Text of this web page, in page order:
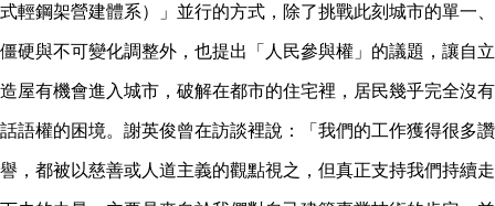
式輕鋼架營建體系）」並行的方式，除了挑戰此刻城市的單一、
僵硬與不可變化調整外，也提出「人民參與權」的議題，讓自立
造屋有機會進入城市，破解在都市的住宅裡，居民幾乎完全沒有
話語權的困境。謝英俊曾在訪談裡說：「我們的工作獲得很多讚
譽，都被以慈善或人道主義的觀點視之，但真正支持我們持續走